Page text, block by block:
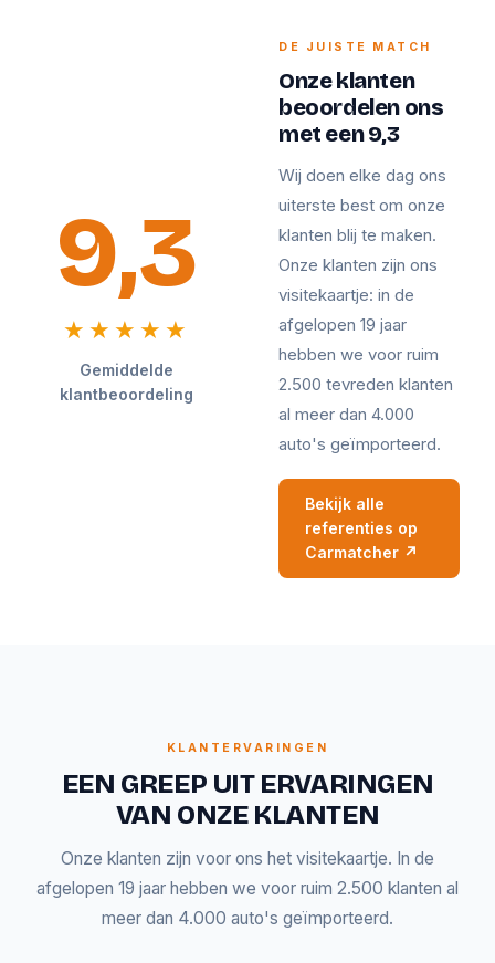
9,3
★★★★★
Gemiddelde
klantbeoordeling
DE JUISTE MATCH
Onze klanten
beoordelen ons
met een 9,3
Wij doen elke dag ons
uiterste best om onze
klanten blij te maken.
Onze klanten zijn ons
visitekaartje: in de
afgelopen 19 jaar
hebben we voor ruim
2.500 tevreden klanten
al meer dan 4.000
auto's geïmporteerd.
Bekijk alle
referenties op
Carmatcher ↗
KLANTERVARINGEN
EEN GREEP UIT ERVARINGEN
VAN ONZE KLANTEN
Onze klanten zijn voor ons het visitekaartje. In de
afgelopen 19 jaar hebben we voor ruim 2.500 klanten al
meer dan 4.000 auto's geïmporteerd.